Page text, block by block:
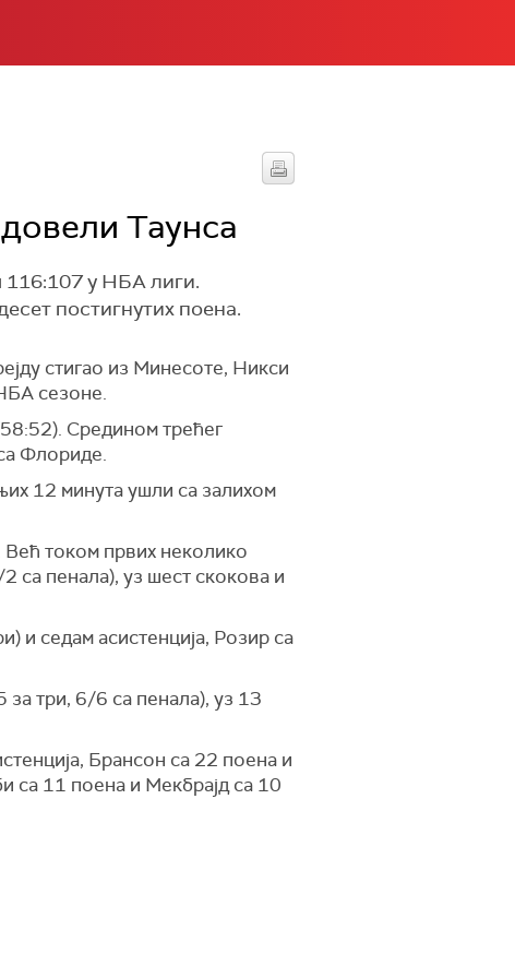
Таунса
116:107 у НБА лиги.
постигнутих поена.
стигао из Минесоте, Никси
сезоне.
Средином трећег
Флориде.
12 минута ушли са залихом
Већ током првих неколико
са пенала), уз шест скокова и
и седам асистенција, Розир са
три, 6/6 са пенала), уз 13
Брансон са 22 поена и
са 11 поена и Мекбрајд са 10